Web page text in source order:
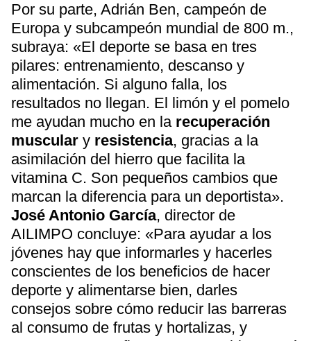
Por su parte, Adrián Ben, campeón de
Europa y subcampeón mundial de 800 m.,
subraya: «El deporte se basa en tres
pilares: entrenamiento, descanso y
alimentación. Si alguno falla, los
resultados no llegan. El limón y el pomelo
me ayudan mucho en la recuperación
muscular y resistencia, gracias a la
asimilación del hierro que facilita la
vitamina C. Son pequeños cambios que
marcan la diferencia para un deportista».
José Antonio García, director de
AILIMPO concluye: «Para ayudar a los
jóvenes hay que informarles y hacerles
conscientes de los beneficios de hacer
deporte y alimentarse bien, darles
consejos sobre cómo reducir las barreras
al consumo de frutas y hortalizas, y